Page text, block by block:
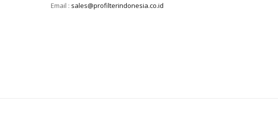
Email : sales@profilterindonesia.co.id